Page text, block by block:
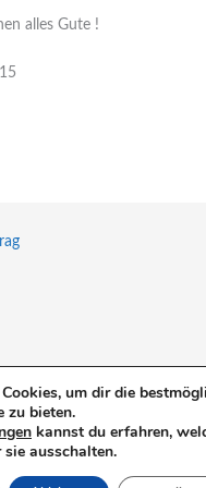
alles Gute !
um dir die
zu bieten.
kannst du erfahren,
sie ausschalten.